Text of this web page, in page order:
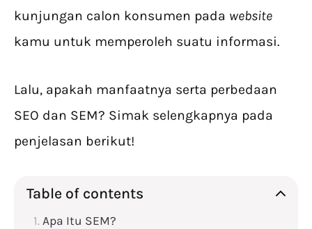
kunjungan calon konsumen pada website
kamu untuk memperoleh suatu informasi.
Lalu, apakah manfaatnya serta perbedaan
SEO dan SEM? Simak selengkapnya pada
penjelasan berikut!
Table of contents
Apa Itu SEM?